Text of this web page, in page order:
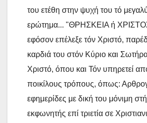
του ετέθη στην ψυχή του τό
ερώτημα... "ΘΡΗΣΚΕΙΑ ή
εφόσον επέλεξε τόν Χριστό,
καρδιά του στόν Κύριο και
Χριστό, όπου και Τόν υπηρετεί
ποικίλους τρόπους, όπως:
εφημερίδες με δική του μόνιμη
εκφωνητής επί τριετία σε